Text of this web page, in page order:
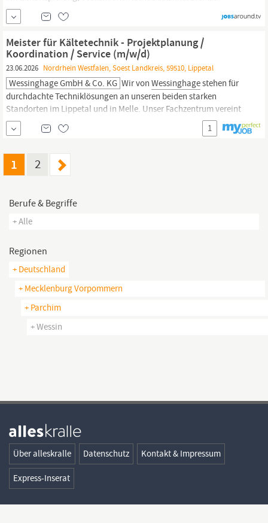
folgende Benefits freuen: Home Office, Flexible Arbeitszeiten,
Deutschlandticket, Weiterbildungsmöglichkeiten,
Fitnessangebote Wir bieten Wir bieten Ihnen eine unbefristete
Stelle als Mitarbeiter IT (w/m/d)
Meister für Kältetechnik - Projektplanung /
Koordination / Service (m/w/d)
23.06.2026 Nordrhein Westfalen, Soest Landkreis, 59510, Lippetal
Wessinghage GmbH & Co. KG Wir von Wessinghagestehen für
durchdachte Techniklösungen an unseren beiden starken
Standorten im Lippetal und in Melle. Unser Fachzentrum vereint
die Kompetenzen in der Kälte- und Klimatechnik, Elektrotechnik
sowie im SHK-Bereich und in der Melk- und Fütterungstechnik.
Systeme und...
1
1 2
Berufe & Begriffe
+ Alle
Regionen
+ Deutschland
+ Mecklenburg Vorpommern
+ Parchim
+ Wessin
Über alleskralle Datenschutz Kontakt & Impressum
Express-Inserat